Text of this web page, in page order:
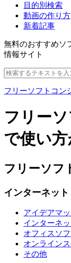
目的別検索
動画の作り方
新着記事
無料のおすすめソ
情報サイト
フリーソフトコン
フリー
で使い
フリーソフ
インターネット
アイデアマ
インターネ
オフィスソフ
オンライン
その他